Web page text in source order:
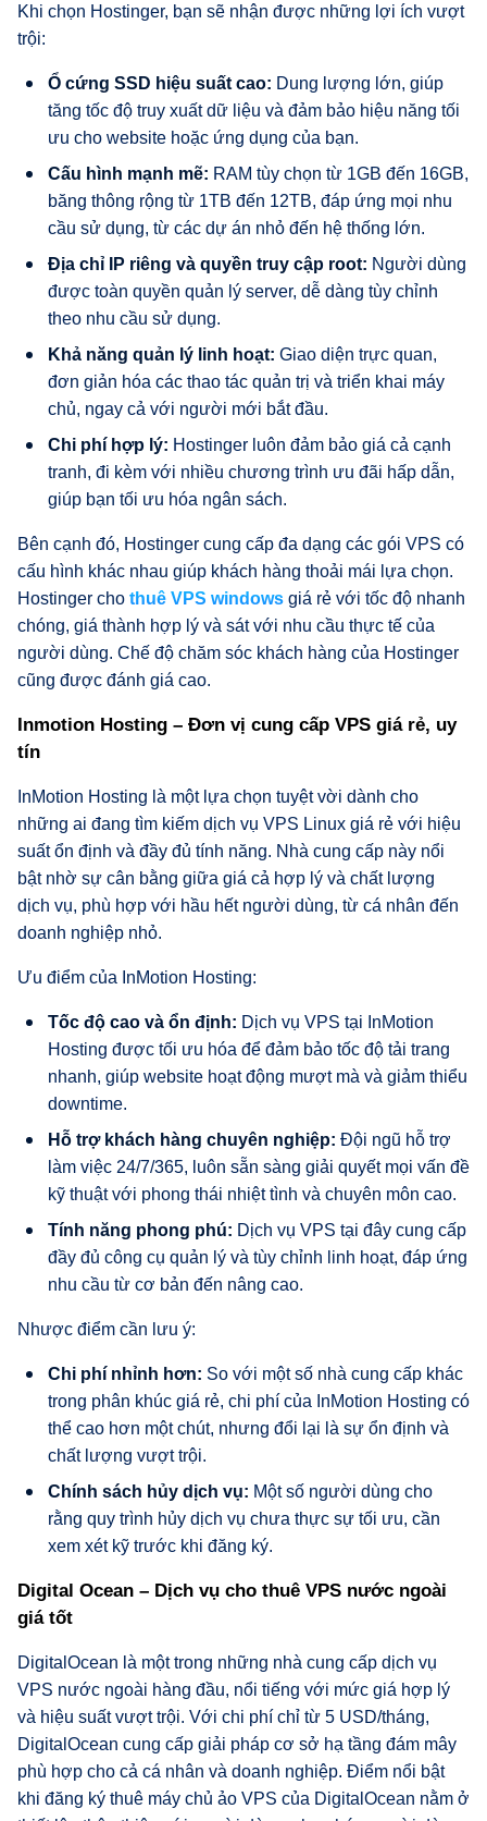
Khi chọn Hostinger, bạn sẽ nhận được những lợi ích vượt
trội:
Ổ cứng SSD hiệu suất cao: Dung lượng lớn, giúp
tăng tốc độ truy xuất dữ liệu và đảm bảo hiệu năng tối
ưu cho website hoặc ứng dụng của bạn.
Cấu hình mạnh mẽ: RAM tùy chọn từ 1GB đến 16GB,
băng thông rộng từ 1TB đến 12TB, đáp ứng mọi nhu
cầu sử dụng, từ các dự án nhỏ đến hệ thống lớn.
Địa chỉ IP riêng và quyền truy cập root: Người dùng
được toàn quyền quản lý server, dễ dàng tùy chỉnh
theo nhu cầu sử dụng.
Khả năng quản lý linh hoạt: Giao diện trực quan,
đơn giản hóa các thao tác quản trị và triển khai máy
chủ, ngay cả với người mới bắt đầu.
Chi phí hợp lý: Hostinger luôn đảm bảo giá cả cạnh
tranh, đi kèm với nhiều chương trình ưu đãi hấp dẫn,
giúp bạn tối ưu hóa ngân sách.
Bên cạnh đó, Hostinger cung cấp đa dạng các gói VPS có
cấu hình khác nhau giúp khách hàng thoải mái lựa chọn.
Hostinger cho thuê VPS windows giá rẻ với tốc độ nhanh
chóng, giá thành hợp lý và sát với nhu cầu thực tế của
người dùng. Chế độ chăm sóc khách hàng của Hostinger
cũng được đánh giá cao.
Inmotion Hosting – Đơn vị cung cấp VPS giá rẻ, uy
tín
InMotion Hosting là một lựa chọn tuyệt vời dành cho
những ai đang tìm kiếm dịch vụ VPS Linux giá rẻ với hiệu
suất ổn định và đầy đủ tính năng. Nhà cung cấp này nổi
bật nhờ sự cân bằng giữa giá cả hợp lý và chất lượng
dịch vụ, phù hợp với hầu hết người dùng, từ cá nhân đến
doanh nghiệp nhỏ.
Ưu điểm của InMotion Hosting:
Tốc độ cao và ổn định: Dịch vụ VPS tại InMotion
Hosting được tối ưu hóa để đảm bảo tốc độ tải trang
nhanh, giúp website hoạt động mượt mà và giảm thiểu
downtime.
Hỗ trợ khách hàng chuyên nghiệp: Đội ngũ hỗ trợ
làm việc 24/7/365, luôn sẵn sàng giải quyết mọi vấn đề
kỹ thuật với phong thái nhiệt tình và chuyên môn cao.
Tính năng phong phú: Dịch vụ VPS tại đây cung cấp
đầy đủ công cụ quản lý và tùy chỉnh linh hoạt, đáp ứng
nhu cầu từ cơ bản đến nâng cao.
Nhược điểm cần lưu ý:
Chi phí nhỉnh hơn: So với một số nhà cung cấp khác
trong phân khúc giá rẻ, chi phí của InMotion Hosting có
thể cao hơn một chút, nhưng đổi lại là sự ổn định và
chất lượng vượt trội.
Chính sách hủy dịch vụ: Một số người dùng cho
rằng quy trình hủy dịch vụ chưa thực sự tối ưu, cần
xem xét kỹ trước khi đăng ký.
Digital Ocean – Dịch vụ cho thuê VPS nước ngoài
giá tốt
DigitalOcean là một trong những nhà cung cấp dịch vụ
VPS nước ngoài hàng đầu, nổi tiếng với mức giá hợp lý
và hiệu suất vượt trội. Với chi phí chỉ từ 5 USD/tháng,
DigitalOcean cung cấp giải pháp cơ sở hạ tầng đám mây
phù hợp cho cả cá nhân và doanh nghiệp. Điểm nổi bật
khi đăng ký thuê máy chủ ảo VPS của DigitalOcean nằm ở